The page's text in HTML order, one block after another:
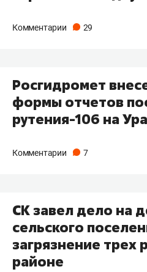
Комментарии 29
Росгидромет
формы отчетов
рутения-106 на
Комментарии 7
СК завел дело на
сельского
загрязнение трех
районе